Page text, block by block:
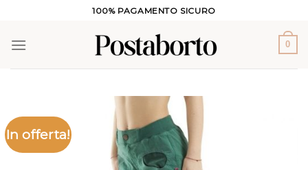
contenuti
100% PAGAMENTO SICURO
0
In offerta!